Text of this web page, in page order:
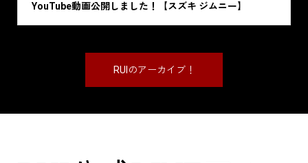
YouTube動画公開しました！【スズキ ジムニー】
RUIのアーカイブ！